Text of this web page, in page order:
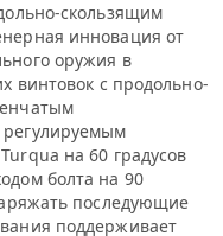
скользящим
инновация от
оружия в
винтовок с продольно-
на 60 градусов
болта на 90
последующие
поддерживает